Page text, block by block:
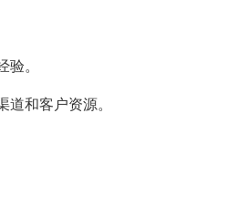
。
和客户资源。